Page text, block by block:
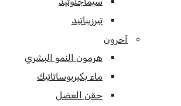
تيرزيباتيد
آحرون
هرمون النمو البشري
ماء بكيريوساتاتيك
حقن العضل